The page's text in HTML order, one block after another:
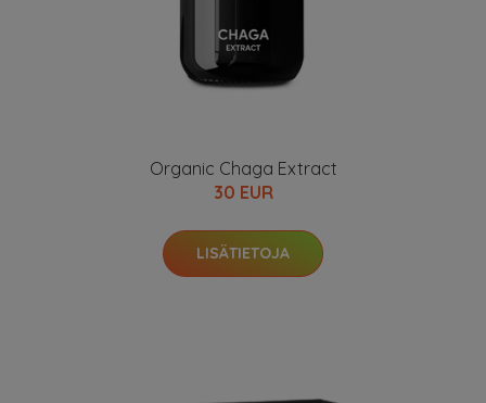
Organic Chaga Extract
30 EUR
LISÄTIETOJA